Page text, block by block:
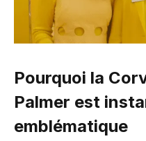
Pourquoi la
Palmer est
emblématique